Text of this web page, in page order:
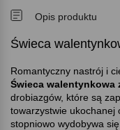
Opis produktu
Świeca
Romantyczny nastrój i
Świeca walentynkowa
drobiazgów, które są
towarzystwie ukochanej
stopniowo wydobywa